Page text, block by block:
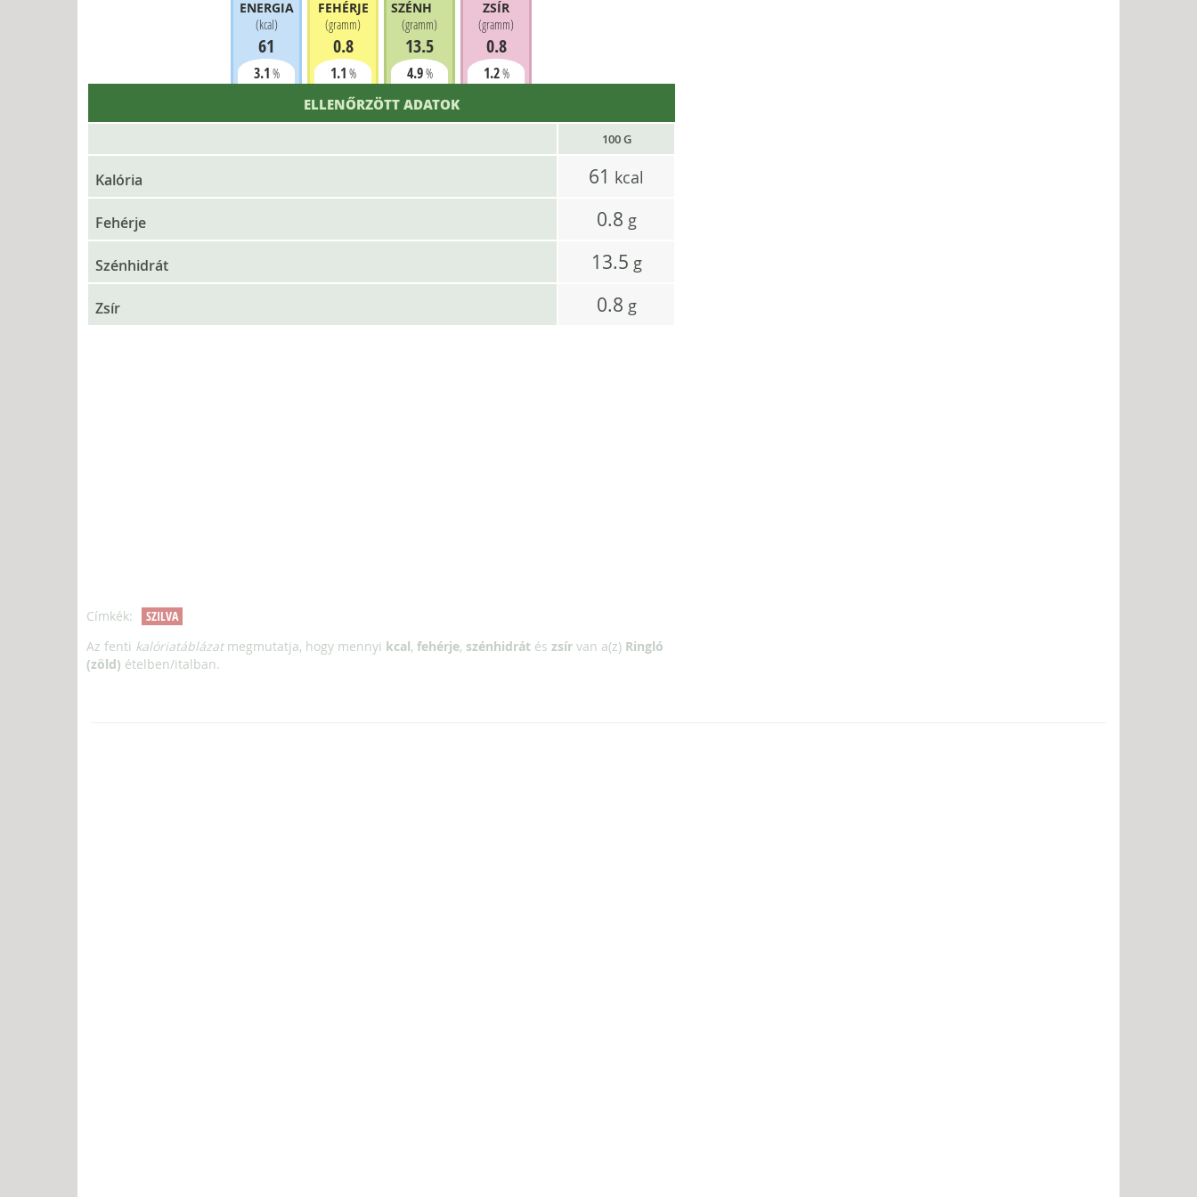
ENERGIA
(kcal)
61
3.1 %
FEHÉRJE
(gramm)
0.8
1.1 %
SZÉNHIDRÁT
(gramm)
13.5
4.9%
ZSÍR
(gramm)
0.8
1.2%
ELLENŐRZÖTT ADATOK
100 G
Kalória 61 kcal
Fehérje 0.8 g
Szénhidrát 13.5 g
Zsír 0.8 g
Címkék:
SZILVA
Az fenti kalóriatáblázatmegmutatja, hogy mennyi kcal, fehérje, szénhidrát és zsír van a(z) Ringló
(zöld) ételben/italban.